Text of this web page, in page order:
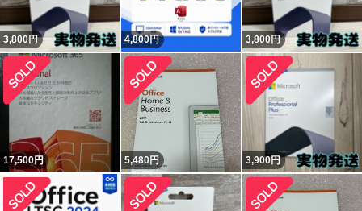
3,800円 4,800円 3,800円
17,500円 5,480円 3,900円